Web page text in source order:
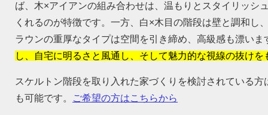
ば、木×アイアンの組み合わせは、温もりとスタイリッシ
くれるのが特徴です。一方、白×木目の階段は壁と調和
ラウンの重厚なタイプは空間を引き締め、高級感も漂いま
し、自宅に明るさと風通し、そして魅力的な視線の抜け
スケルトン階段を取り入れた家づくりを検討されている
も可能です。
ご希望の方はこちらから